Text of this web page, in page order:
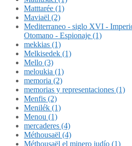
Matttarée (1)
Maviaël (2)
Mediterraneo - siglo XVI -
Otomano - Espionaje (1)
mekkias (1)
Melkisedek (1)
Mello (3)
meloukia (1)
memoria (2)
memorias y representaciones (1)
Menfis (2)
Menilék (1)
Menou (1)
mercaderes (4)
Méthousaël (4)
Méthousaël el minero judío (1)